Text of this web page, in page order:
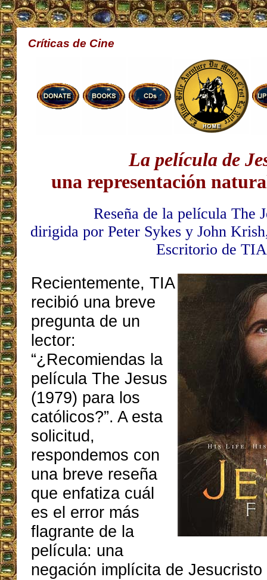
Críticas de Cine
La película de
una representación
Reseña de la película The
dirigida por Peter Sykes y John
Escritorio de TIA
Recientemente, TIA
recibió una breve
pregunta de un
lector:
“¿Recomiendas la
película The Jesus
(1979) para los
católicos?”. A esta
solicitud,
respondemos con
una breve reseña
que enfatiza cuál
es el error más
flagrante de la
película: una
negación implícita de